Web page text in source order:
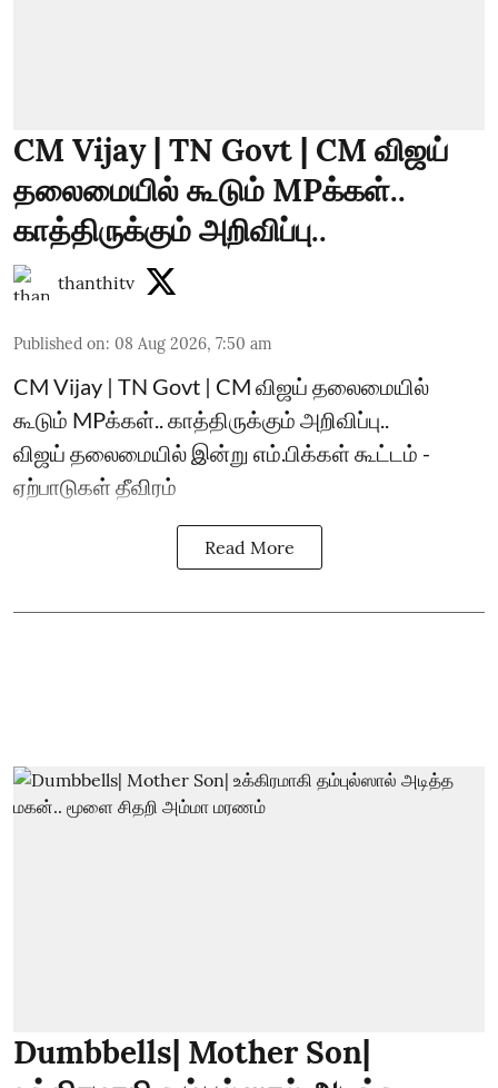
CM Vijay | TN Govt | CM விஜய்
தலைமையில் கூடும் MPக்கள்..
காத்திருக்கும் அறிவிப்பு..
thanthitv
Published on: 08 Aug 2026, 7:50 am
CM Vijay | TN Govt | CM விஜய் தலைமையில்
கூடும் MPக்கள்.. காத்திருக்கும் அறிவிப்பு..
விஜய் தலைமையில் இன்று எம்.பிக்கள் கூட்டம் -
ஏற்பாடுகள் தீவிரம்
Read More
Dumbbells| Mother Son|